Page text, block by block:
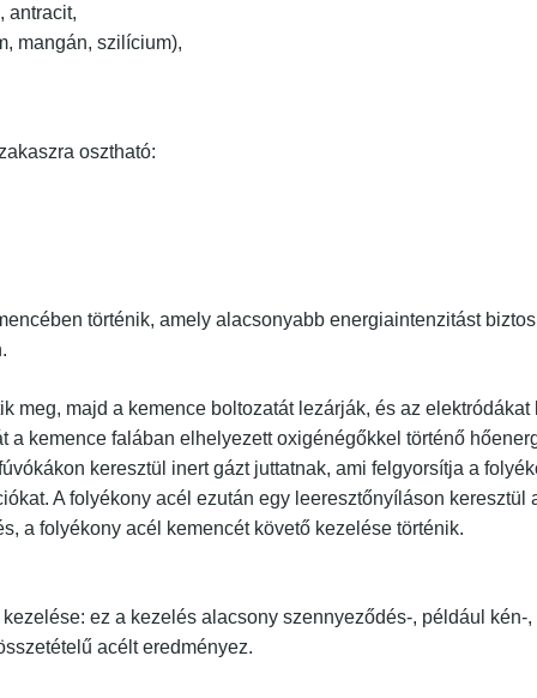
antracit,
mangán, szilícium),
osztható:
történik, amely alacsonyabb energiaintenzitást
meg, majd a kemence boltozatát lezárják, és az
a kemence falában elhelyezett oxigénégőkkel történő
keresztül inert gázt juttatnak, ami felgyorsítja a
A folyékony acél ezután egy leeresztőnyíláson keresztül
a folyékony acél kemencét követő kezelése történik.
ez a kezelés alacsony szennyeződés-, például kén-
acélt eredményez.